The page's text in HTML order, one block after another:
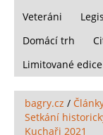
Veteráni
Domácí trh
Limitované edice
bagry.cz /
Setkání
Kuchaři 2021